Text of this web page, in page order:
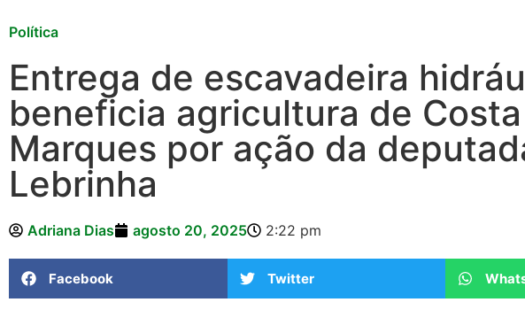
Política
Entrega de escavadeira
beneficia agricultura de Costa
Marques por ação da
Lebrinha
Adriana Dias agosto 20, 2025 2:22 pm
Facebook Twitter